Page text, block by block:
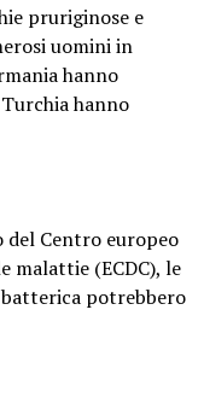
pruriginose e
uomini in
hanno
hanno
Centro europeo
malattie (ECDC), le
potrebbero